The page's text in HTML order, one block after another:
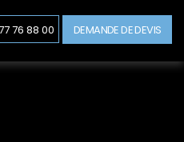
76 88 00 DEMANDE DE DEVIS